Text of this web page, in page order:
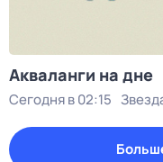
Акваланги на дне
Сегодня в 02:15